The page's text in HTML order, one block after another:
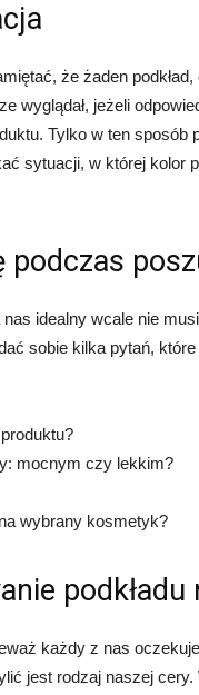
że żaden
wyglądał, jeżeli
Tylko w ten sposób
sytuacji, w której kolor
podczas
nas idealny wcale nie
sobie kilka pytań,
mocnym czy lekkim?
wybrany kosmetyk?
podkładu
każdy z nas
jest rodzaj naszej